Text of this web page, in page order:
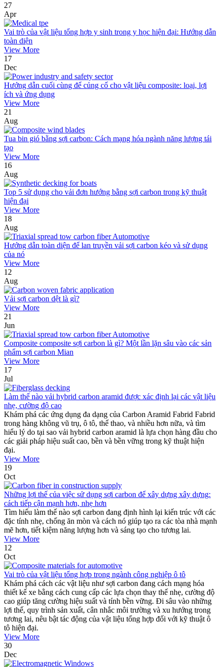
27
Apr
Vai trò của vật liệu tổng hợp y sinh trong y học hiện đại: Hướng dẫn
toàn diện
View More
17
Dec
Hướng dẫn cuối cùng để củng cố cho vật liệu composite: loại, lợi
ích và ứng dụng
View More
21
Aug
Tua bin gió bằng sợi carbon: Cách mạng hóa ngành năng lượng tái
tạo
View More
16
Aug
Top 5 sử dụng cho vải đơn hướng bằng sợi carbon trong kỹ thuật
hiện đại
View More
18
Aug
Hướng dẫn toàn diện để lan truyền vải sợi carbon kéo và sử dụng
của nó
View More
12
Aug
Vải sợi carbon dệt là gì?
View More
21
Jun
Composite composite sợi carbon là gì? Một lần lặn sâu vào các sản
phẩm sợi carbon Mian
View More
17
Jul
Làm thế nào vải hybrid carbon aramid được xác định lại các vật liệu
nhẹ, cường độ cao
Khám phá các ứng dụng đa dạng của Carbon Aramid Fabrid Fabrid
trong hàng không vũ trụ, ô tô, thể thao, và nhiều hơn nữa, và tìm
hiểu lý do tại sao vải hybrid carbon aramid là lựa chọn hàng đầu cho
các giải pháp hiệu suất cao, bền và bền vững trong kỹ thuật hiện
đại.
View More
19
Oct
Những lợi thế của việc sử dụng sợi carbon để xây dựng xây dựng:
cách tiếp cận mạnh hơn, nhẹ hơn
Tìm hiểu làm thế nào sợi carbon đang định hình lại kiến ​​trúc với các
đặc tính nhẹ, chống ăn mòn và cách nó giúp tạo ra các tòa nhà mạnh
mẽ hơn, tiết kiệm năng lượng hơn và sáng tạo cho tương lai.
View More
12
Oct
Vai trò của vật liệu tổng hợp trong ngành công nghiệp ô tô
Khám phá cách các vật liệu như sợi carbon đang cách mạng hóa
thiết kế xe bằng cách cung cấp các lựa chọn thay thế nhẹ, cường độ
cao giúp tăng cường hiệu suất và tính bền vững. Đi sâu vào những
lợi thế, quy trình sản xuất, cân nhắc môi trường và xu hướng trong
tương lai, nêu bật tác động của vật liệu tổng hợp đối với kỹ thuật ô
tô hiện đại.
View More
30
Dec